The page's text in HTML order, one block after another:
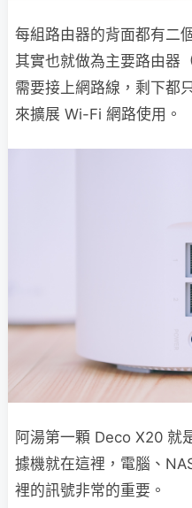
每組路由器的背面都有二
其實也就做為主要路由器
需要接上網路線，剩下都
來擴展 Wi-Fi 網路使用。
阿湯第一顆 Deco X20 就
據機就在這裡，電腦、
裡的訊號非常的重要。